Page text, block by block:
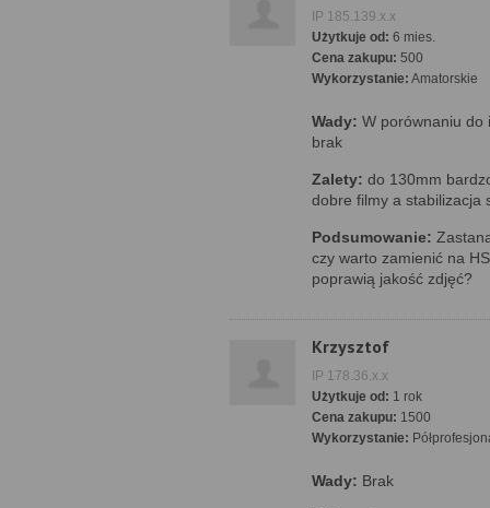
IP 185.139.x.x
Użytkuje od: 6 mies.
Cena zakupu: 500
Wykorzystanie: Amatorskie
Wady: W porównaniu do
brak
Zalety: do 130mm
dobre filmy a stabilizacja
Podsumowanie:
czy warto zamienić na
poprawią jakość zdjęć?
Krzysztof
IP 178.36.x.x
Użytkuje od: 1 rok
Cena zakupu: 1500
Wykorzystanie:
Wady: Brak